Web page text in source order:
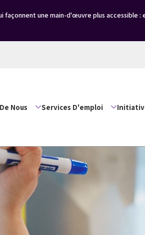
façonnent une main-d'œuvre plus accessible
Nous Services D'emploi